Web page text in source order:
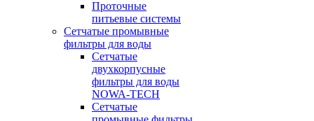
Проточные
питьевые системы
Сетчатые промывные
фильтры для воды
Сетчатые
двухкорпусные
фильтры для воды
NOWA-TECH
Сетчатые